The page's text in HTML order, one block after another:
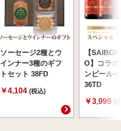
ソーセージ2種とウ
インナー3種のギフ
トセット 38FD
￥4,104 (税込)
【
O】コラボ
ンビール
36TD
￥3,999 (